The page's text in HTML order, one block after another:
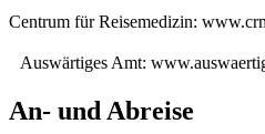
Centrum für Reisemedizin:
Auswärtiges Amt:
An- und Abreise